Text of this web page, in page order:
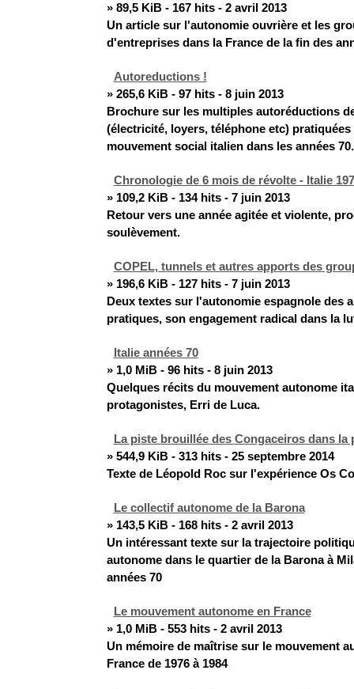
» 89,5 KiB - 167 hits - 2 avril 2013
Un article sur l'autonomie ouvrière et les
d'entreprises dans la France de la fin des
Autoreductions !
» 265,6 KiB - 97 hits - 8 juin 2013
Brochure sur les multiples autoréductions
(électricité, loyers, téléphone etc) pratiquées
mouvement social italien dans les années 70.
Chronologie de 6 mois de révolte - Italie
» 109,2 KiB - 134 hits - 7 juin 2013
Retour vers une année agitée et violente,
soulèvement.
COPEL, tunnels et autres apports des
» 196,6 KiB - 127 hits - 7 juin 2013
Deux textes sur l'autonomie espagnole des
pratiques, son engagement radical dans la
Italie années 70
» 1,0 MiB - 96 hits - 8 juin 2013
Quelques récits du mouvement autonome
protagonistes, Erri de Luca.
La piste brouillée des Congaceiros dans la
» 544,9 KiB - 313 hits - 25 septembre 2014
Texte de Léopold Roc sur l'expérience Os
Le collectif autonome de la Barona
» 143,5 KiB - 168 hits - 2 avril 2013
Un intéressant texte sur la trajectoire
autonome dans le quartier de la Barona à
années 70
Le mouvement autonome en France
» 1,0 MiB - 553 hits - 2 avril 2013
Un mémoire de maîtrise sur le mouvement
France de 1976 à 1984